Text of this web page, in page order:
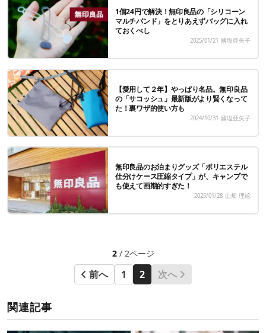
1個24円で解決！無印良品の「シリコーン
マルチバンド」をとりあえずバッグに入れ
ておくべし
2025/01/21 國塩亜矢子
【愛用して２年】やっぱり名品。無印良品
の「サコッシュ」最新版がより賢くなって
た！裏ワザ的使い方も
2024/10/31 國塩亜矢子
無印良品のお泊まりグッズ「ポリエステル
仕分けケース圧縮タイプ」が、キャンプで
も使えて画期的すぎた！
2025/01/28 山畑 理絵
2/ 2ページ
前へ 1 2 次へ
関連記事